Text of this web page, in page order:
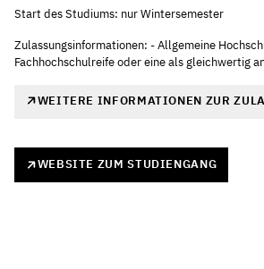
Start des Studiums: nur Wintersemester
Zulassungsinformationen: - Allgemeine
Fachhochschulreife oder eine als gleichwertig
WEITERE INFORMATIONEN ZUR
WEBSITE ZUM STUDIENGANG